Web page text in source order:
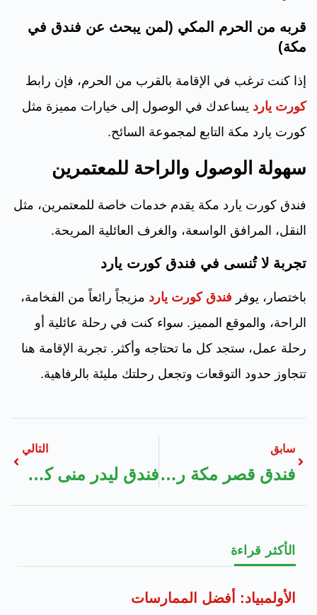
قربه من الحرم المكي (لمن يبحث عن فندق في
مكة)
إذا كنت ترغب في الإقامة بالقرب من الحرم، فإن رابط
كورت يارد يساعدك في الوصول إلى خيارات مميزة مثل
كورت يارد مكة التابع لمجموعة السائح.
سهولة الوصول والراحة للمعتمرين
فندق كورت يارد مكة يقدم خدمات خاصة للمعتمرين، مثل
النقل، المرافق الواسعة، والغرف العائلية المريحة.
تجربة لا تُنسى في فندق كورت يارد
باختصار، يوفر فندق كورت يارد مزيجاً رائعاً من الفخامة،
الراحة، والموقع المميز. سواء كنت في رحلة عائلية أو
رحلة عمل، ستجد كل ما تحتاجه وأكثر. تجربة الإقامة هنا
تتجاوز حدود التوقعات وتجعل رحلتك مليئة بالرفاهية.
سابق
فندق قصر مكة رافلز
التالي
فندق ليدر منى كريم
الأكثر قراءة
الأولمبياد: أفضل الممارسات